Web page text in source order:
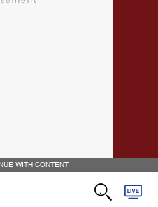
WITH CONTENT